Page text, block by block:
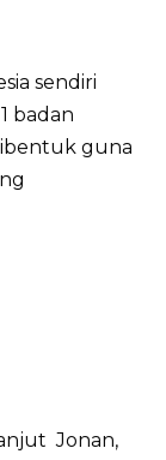
sendiri
badan
guna
Jonan,